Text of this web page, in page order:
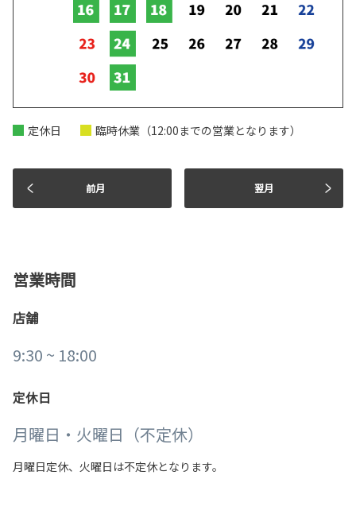
ヴォクシー一部改良
詳しくはこちら
2026-02-25
9/21(土)22(日)アイメッセ山梨にて開催されました！山梨ト
種類のコンテンツをご用意したブース出展も行いました📣
詳しくはこちら
トヨタコミュニティコンサートin山梨
山梨県オールトヨタ販売店もお手伝いさせていただいた 山梨
交響楽団さまによる第50回記念定期演奏会が開催されまし
定休日 臨時休業（12:00までの営業となります）
前月 翌月
営業時間
店舗
9:30 ~ 18:00
定休日
月曜日・火曜日（不定休）
月曜日定休、火曜日は不定休となります。